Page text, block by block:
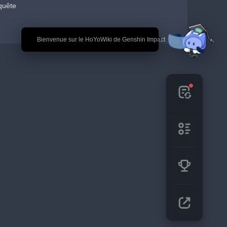
🎉 Bienvenue sur le HoYoWiki de Genshin Impact